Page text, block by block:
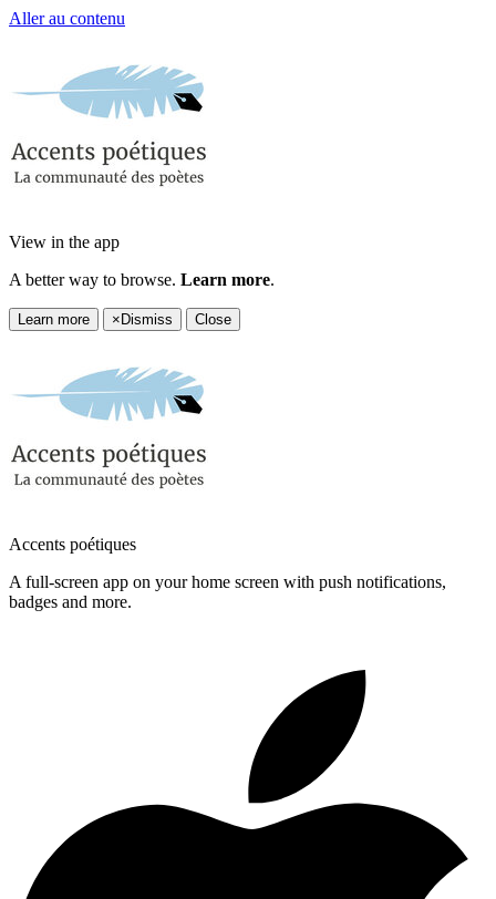
Aller au contenu
View in the app
A better way to browse. Learn more.
Learn more × Dismiss Close
Accents poétiques
A full-screen app on your home screen with push notifications,
badges and more.